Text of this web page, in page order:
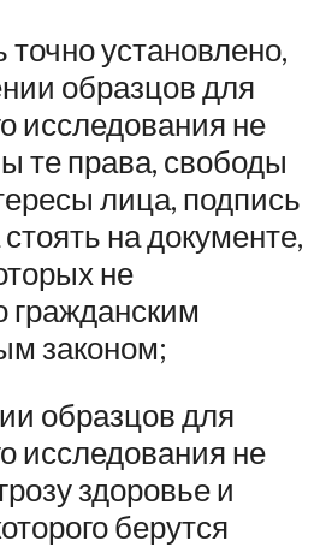
установлено,
образцов для
исследования не
те права, свободы
лица, подпись
стоять на документе,
не
гражданским
законом;
образцов для
исследования не
здоровье и
берутся